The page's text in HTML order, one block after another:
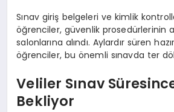
Sınav giriş belgeleri ve kimlik
öğrenciler, güvenlik prosedürlerinin
salonlarına alındı. Aylardır süren
öğrenciler, bu önemli sınavda ter
Veliler Sınav
Bekliyor